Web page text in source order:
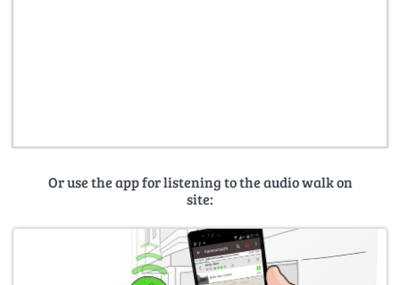
Or use the app for listening to the audio walk on
site: